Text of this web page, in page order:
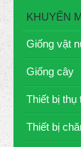
KHUYẾN
Giống vật
Giống cây
Thiết bị thụ
Thiết bị